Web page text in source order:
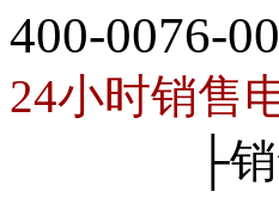
400-0076-
24小时销售
├销售一